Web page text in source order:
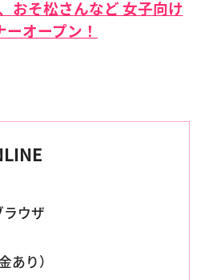
おそ松さんなど 女子向け
ーオープン！
ウザ
あり）